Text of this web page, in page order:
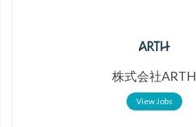
株式会社ARTH
View Jobs